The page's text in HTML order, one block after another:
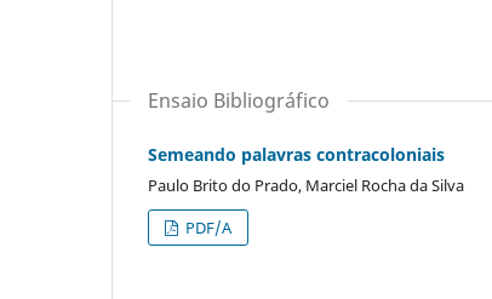
Ensaio Bibliográfico
Semeando palavras contracoloniais
Paulo Brito do Prado, Marciel Rocha da Silva
PDF/A